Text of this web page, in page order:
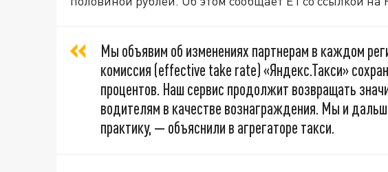
Мы объявим об изменениях партнерам в каждом
комиссия (effective take rate) «Яндекс.Такси»
процентов. Наш сервис продолжит возвращать
водителям в качестве вознаграждения. Мы и
практику, — объяснили в агрегаторе такси.